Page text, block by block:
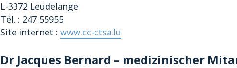
L-3372 Leudelange
Tél. : 247 55955
Site internet : www.cc-ctsa.lu
Dr Jacques Bernard – medizinischer